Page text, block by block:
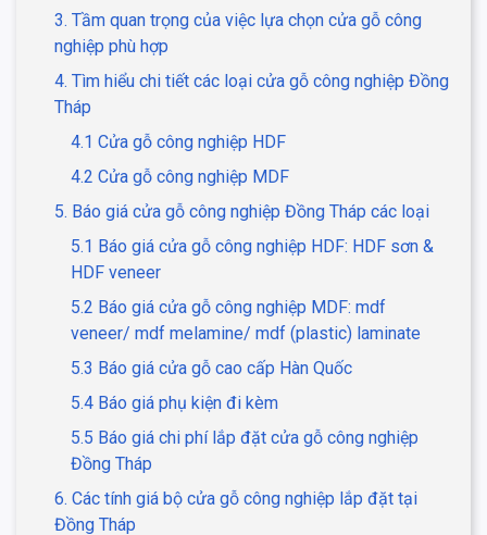
3. Tầm quan trọng của việc lựa chọn cửa gỗ công
nghiệp phù hợp
4. Tìm hiểu chi tiết các loại cửa gỗ công nghiệp Đồng
Tháp
4.1 Cửa gỗ công nghiệp HDF
4.2 Cửa gỗ công nghiệp MDF
5. Báo giá cửa gỗ công nghiệp Đồng Tháp các loại
5.1 Báo giá cửa gỗ công nghiệp HDF: HDF sơn &
HDF veneer
5.2 Báo giá cửa gỗ công nghiệp MDF: mdf
veneer/ mdf melamine/ mdf (plastic) laminate
5.3 Báo giá cửa gỗ cao cấp Hàn Quốc
5.4 Báo giá phụ kiện đi kèm
5.5 Báo giá chi phí lắp đặt cửa gỗ công nghiệp
Đồng Tháp
6. Các tính giá bộ cửa gỗ công nghiệp lắp đặt tại
Đồng Tháp